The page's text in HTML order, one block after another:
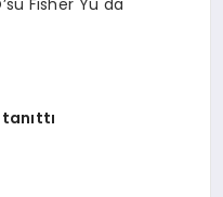
Fisher Yu da